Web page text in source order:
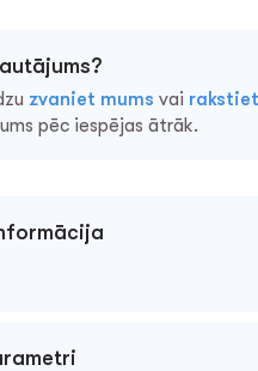
zvaniet mums vai
pēc iespējas ātrāk.